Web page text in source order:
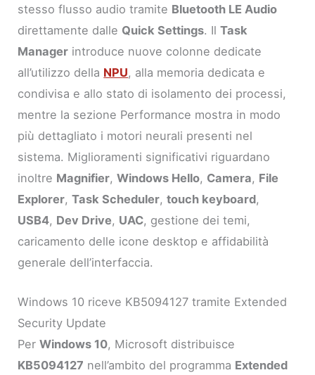
stesso flusso audio tramite Bluetooth LE Audio
direttamente dalle Quick Settings. IlTask
Manager introduce nuove colonne dedicate
all’utilizzo della NPU, alla memoria dedicata e
condivisa e allo stato di isolamento dei processi,
mentre la sezione Performance mostra in modo
più dettagliato i motori neurali presenti nel
sistema. Miglioramenti significativi riguardano
inoltre Magnifier,Windows Hello, Camera, File
Explorer,Task Scheduler,touch keyboard,
USB4, Dev Drive, UAC, gestione dei temi,
caricamento delle icone desktop e affidabilità
generale dell’interfaccia.
Windows 10 riceve KB5094127 tramite Extended
Security Update
PerWindows 10, Microsoft distribuisce
KB5094127 nell’ambito del programma Extended